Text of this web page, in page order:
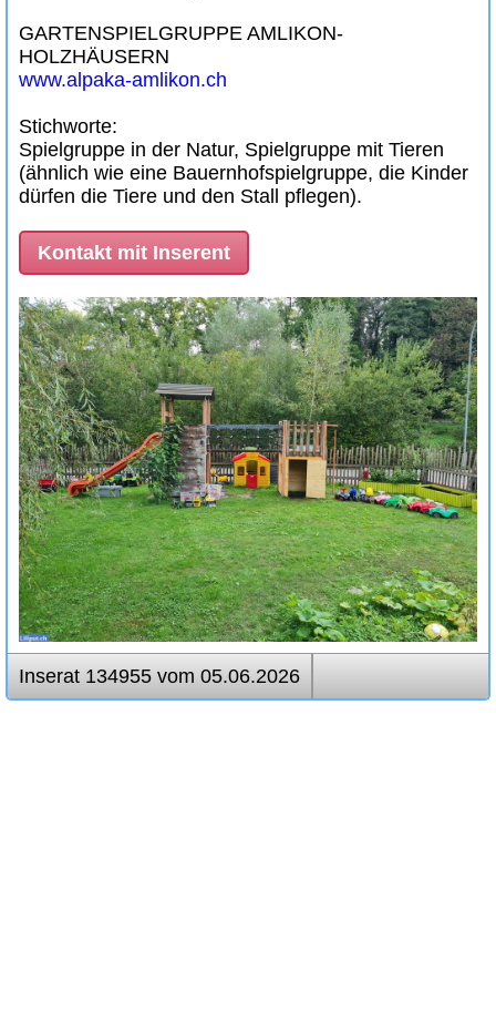
GARTENSPIELGRUPPE AMLIKON-
HOLZHÄUSERN
www.alpaka-amlikon.ch
Stichworte:
Spielgruppe in der Natur, Spielgruppe mit Tieren
(ähnlich wie eine Bauernhofspielgruppe, die Kinder
dürfen die Tiere und den Stall pflegen).
Kontakt mit Inserent
Inserat 134955 vom 05.06.2026